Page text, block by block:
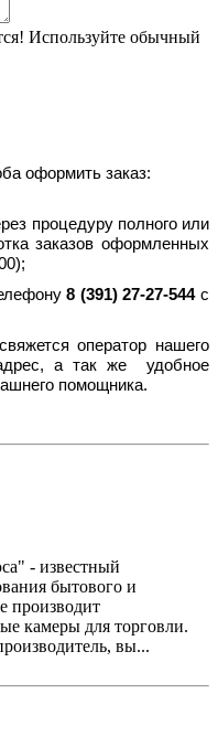
Используйте обычный
оформить заказ:
процедуру полного или
заказов оформленных
8 (391) 27-27-544с
оператор нашего
адрес, а так же удобное
помощника.
- известный
бытового и
производит
камеры для торговли.
вы...